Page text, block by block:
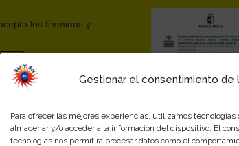
Gestionar el consentimiento de
Para ofrecer las mejores experiencias, utilizamos tecnologías
almacenar y/o acceder a la información del dispositivo. El
tecnologías nos permitirá procesar datos como el
los términos y
tu suscripción en
haciendo click en
en nuestros